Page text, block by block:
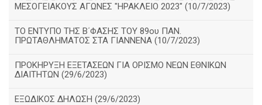
ΜΕΣΟΓΕΙΑΚΟΥΣ ΑΓΩΝΕΣ "ΗΡΑΚΛΕΙΟ 2023" (10/7/2023)
ΤΟ ΕΝΤΥΠΟ ΤΗΣ Β΄ΦΑΣΗΣ ΤΟΥ 89ου ΠΑΝ.
ΠΡΩΤΑΘΛΗΜΑΤΟΣ ΣΤΑ ΓΙΑΝΝΕΝΑ (10/7/2023)
ΠΡΟΚΗΡΥΞΗ ΕΞΕΤΑΣΕΩΝ ΓΙΑ ΟΡΙΣΜΟ ΝΕΩΝ ΕΘΝΙΚΩΝ
ΔΙΑΙΤΗΤΩΝ (29/6/2023)
ΕΞΩΔΙΚΟΣ ΔΗΛΩΣΗ (29/6/2023)